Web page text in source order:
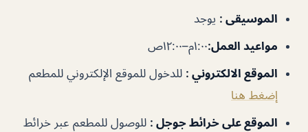
الموسيقى : يوجد
مواعيد العمل:١:٠٠م–١٢:٠٠ص
الموقع الالكتروني : للدخول للموقع الإلكتروني للمطعم
إضغط هنا
الموقع على خرائط جوجل : للوصول للمطعم عبر خرائط